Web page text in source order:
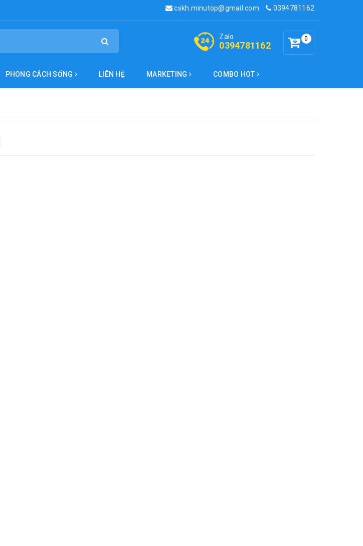
cskh.minutop@gmail.com 0394781162
0
Zalo
0394781162
PHONG CÁCH SỐNG LIÊN HỆ MARKETING COMBO HOT